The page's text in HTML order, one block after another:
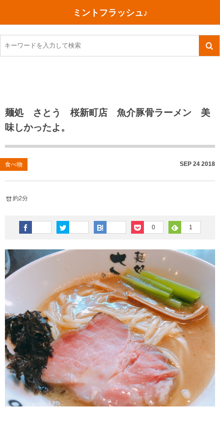
ミントフラッシュ♪
麺処 さとう 桜新町店 魚介豚骨ラーメン 美
味しかったよ。
食べ物 SEP 24 2018
約2分
0 1
TOEIC感想・結果
TOEIC800点への道
TOEIC（作戦・ノウハウなど）
TOEIC700点への道
英単語
その他英語関連
今日買った本
ご朱印帳めぐり
川越（埼玉県）
沖縄
神戸
行ってきたあれこれ
旅行関連あれこれ
ファスティング
コスメ
ダイエット
健康あれこれ
美容あれこれ
食べ物
今日の一枚
月、星、宇宙